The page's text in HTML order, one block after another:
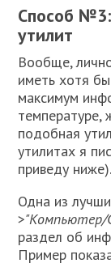
Способ
утилит
Вообще,
иметь хотя
максимум
температуре,
подобная
утилитах я
приведу ниже).
Одна из
>"Компьютер/
раздел об
Пример